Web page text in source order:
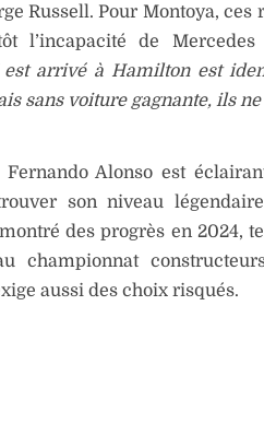
Russell. Pour Montoya, ces
l’incapacité de
est arrivé à Hamilton est
sans voiture gagnante, ils
Alonso est
son niveau
des progrès en 2024,
championnat
aussi des choix risqués.